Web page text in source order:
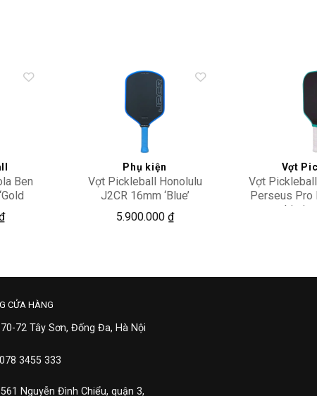
Ben
Phụ kiện
Vợt Pickleball Honolulu
J2CR 16mm ‘Blue’
5.900.000 ₫
Vợt
Vợt
Perseus Pro
CỬA HÀNG
72 Tây Sơn, Đống Đa, Hà Nội
3455 333
Nguyễn Đình Chiểu, quận 3,